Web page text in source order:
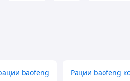
что обуславливает
baofeng Рации baofeng